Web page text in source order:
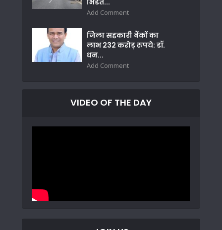
Add Comment
जिला सहकारी बैंकों का
लाभ 232 करोड़ रुपये: डॉ.
धन...
Add Comment
VIDEO OF THE DAY